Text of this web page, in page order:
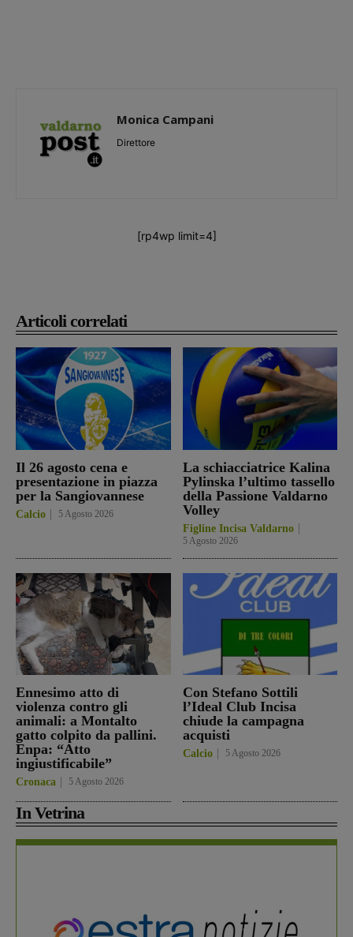
Articoli correlati
Il 26 agosto cena e
presentazione in piazza
per la Sangiovannese
Calcio 5 Agosto 2026
La schiacciatrice Kalina
Pylinska l’ultimo tassello
della Passione Valdarno
Volley
Figline Incisa Valdarno
5 Agosto 2026
Ennesimo atto di
violenza contro gli
animali: a Montalto
gatto colpito da pallini.
Enpa: “Atto
ingiustificabile”
Cronaca 5 Agosto 2026
Con Stefano Sottili
l’Ideal Club Incisa
chiude la campagna
acquisti
Calcio 5 Agosto 2026
In Vetrina
Monica Campani
Direttore
[rp4wp limit=4]